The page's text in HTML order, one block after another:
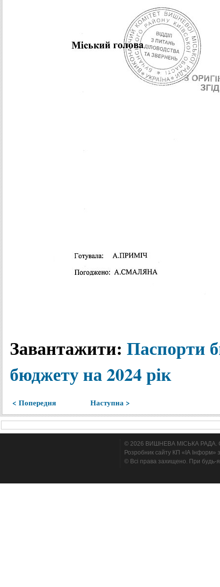
Завантажити: Паспорти
бюджету на 2024 рік
< Попередня Наступна >
© 2026 ВИШНЕВА МІСЬКА РАДА.
Розробник сайту КП «ІА Інформ»
© Всі права захищено. При будь-